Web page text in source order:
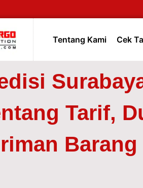
Tentang Kami Cek
Tarif,
Barang